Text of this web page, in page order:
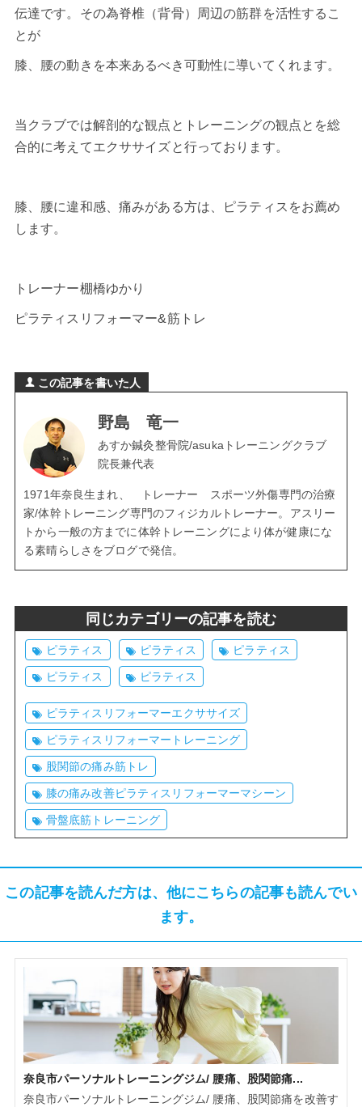
伝達です。その為脊椎（背骨）周辺の筋群を活性するこ
とが
膝、腰の動きを本来あるべき可動性に導いてくれます。
当クラブでは解剖的な観点とトレーニングの観点とを総
合的に考えてエクササイズと行っております。
膝、腰に違和感、痛みがある方は、ピラティスをお薦め
します。
トレーナー棚橋ゆかり
ピラティスリフォーマー&筋トレ
この記事を書いた人
野島 竜一
あすか鍼灸整骨院/asukaトレーニングクラブ
院長兼代表
1971年奈良生まれ、 トレーナー スポーツ外傷専門の治療
家/体幹トレーニング専門のフィジカルトレーナー。アスリー
トから一般の方までに体幹トレーニングにより体が健康にな
る素晴らしさをブログで発信。
同じカテゴリーの記事を読む
ピラティス ピラティス ピラティス
ピラティス ピラティス
ピラティスリフォーマーエクササイズ
ピラティスリフォーマートレーニング
股関節の痛み筋トレ
膝の痛み改善ピラティスリフォーマーマシーン
骨盤底筋トレーニング
この記事を読んだ方は、他にこちらの記事も読んでい
ます。
奈良市パーソナルトレーニングジム/ 腰痛、股関節痛...
奈良市パーソナルトレーニングジム/ 腰痛、股関節痛を改善す